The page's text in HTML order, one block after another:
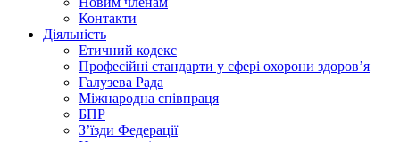
Контакти
Діяльність
Етичний кодекс
Професійні стандарти у сфері охорони здоров’я
Галузева Рада
Міжнародна співпраця
БПР
З’їзди Федерації